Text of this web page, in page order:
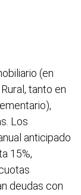
(en
tanto en
Los
anticipado
15%,
deudas con